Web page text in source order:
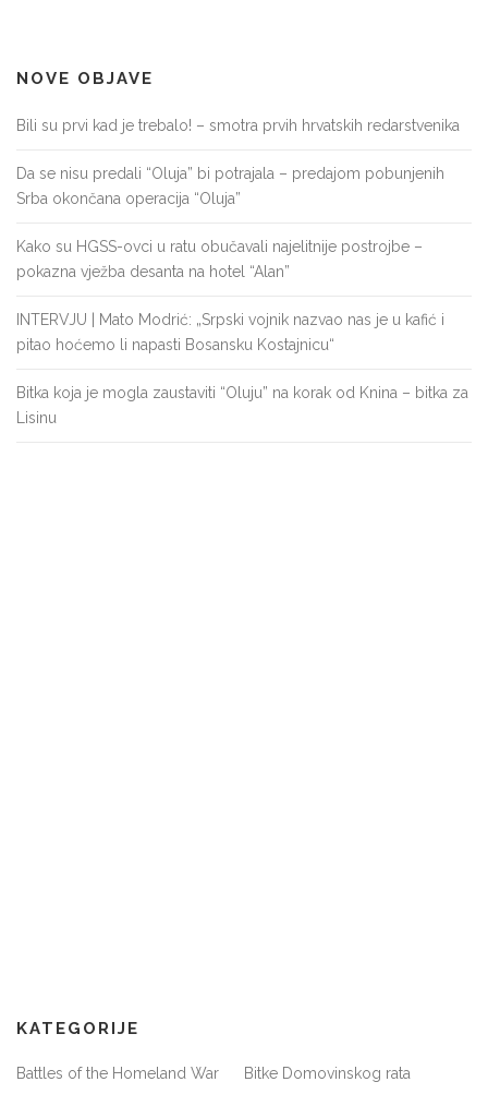
NOVE OBJAVE
Bili su prvi kad je trebalo! – smotra prvih hrvatskih redarstvenika
Da se nisu predali “Oluja” bi potrajala – predajom pobunjenih
Srba okončana operacija “Oluja”
Kako su HGSS-ovci u ratu obučavali najelitnije postrojbe –
pokazna vježba desanta na hotel “Alan”
INTERVJU | Mato Modrić: „Srpski vojnik nazvao nas je u kafić i
pitao hoćemo li napasti Bosansku Kostajnicu“
Bitka koja je mogla zaustaviti “Oluju” na korak od Knina – bitka za
Lisinu
KATEGORIJE
Battles of the Homeland War
Bitke Domovinskog rata